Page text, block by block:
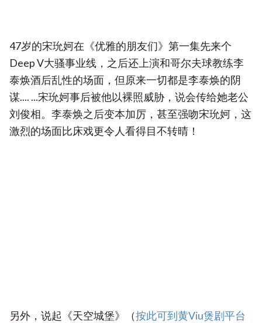
47岁的宋玧妸在《优雅的朋友们》第一集先来个
Deep V大骚事业线，之后还上演和哥尔夫球教练李
泰焕酒后乱性的场面，但原来一切都是李泰焕的阴
谋.... ...宋玧妸事后被他以裸照威胁，说会传给她老公
刘俊相。李泰焕之后变本加厉，甚至强吻宋玧妸，这
激烈的场面比床戏更令人看得目不转晴！
另外，说起《天空城堡》（按此可到黄Viu煲剧平台